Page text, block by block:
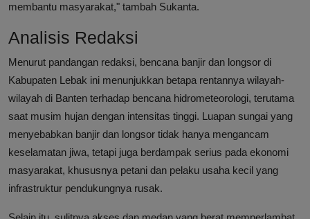
membantu masyarakat," tambah Sukanta.
Analisis Redaksi
Menurut pandangan redaksi, bencana banjir dan longsor di
Kabupaten Lebak ini menunjukkan betapa rentannya wilayah-
wilayah di Banten terhadap bencana hidrometeorologi, terutama
saat musim hujan dengan intensitas tinggi. Luapan sungai yang
menyebabkan banjir dan longsor tidak hanya mengancam
keselamatan jiwa, tetapi juga berdampak serius pada ekonomi
masyarakat, khususnya petani dan pelaku usaha kecil yang
infrastruktur pendukungnya rusak.